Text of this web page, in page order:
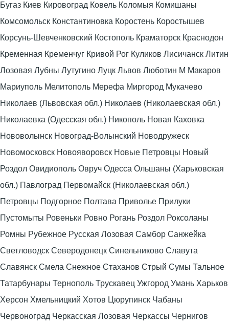
Бугаз Киев Кировоград Ковель Коломыя Комишаны
Комсомольск Константиновка Коростень Коростышев
Корсунь-Шевченковский Костополь Краматорск Краснодон
Кременная Кременчуг Кривой Рог Куликов Лисичанск Литин
Лозовая Лубны Лутугино Луцк Львов Люботин М Макаров
Мариуполь Мелитополь Мерефа Миргород Мукачево
Николаев (Львовская обл.) Николаев (Николаевская обл.)
Николаевка (Одесская обл.) Никополь Новая Каховка
Нововолынск Новоград-Волынский Новодружеск
Новомосковск Новояворовск Новые Петровцы Новый
Роздол Овидиополь Овруч Одесса Ольшаны (Харьковская
обл.) Павлоград Первомайск (Николаевская обл.)
Петровцы Подгорное Полтава Приволье Прилуки
Пустомыты Ровеньки Ровно Рогань Роздол Роксоланы
Ромны Рубежное Русская Лозовая Самбор Санжейка
Светловодск Северодонецк Синельниково Славута
Славянск Смела Снежное Стаханов Стрый Сумы Тальное
Татарбунары Тернополь Трускавец Ужгород Умань Харьков
Херсон Хмельницкий Хотов Цюрупинск Чабаны
Червоноград Черкасская Лозовая Черкассы Чернигов